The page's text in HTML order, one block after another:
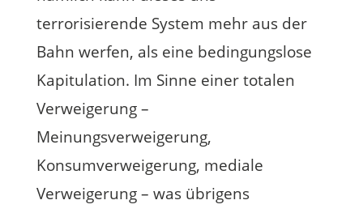
terrorisierende System mehr aus der
Bahn werfen, als eine bedingungslose
Kapitulation. Im Sinne einer totalen
Verweigerung –
Meinungsverweigerung,
Konsumverweigerung, mediale
Verweigerung – was übrigens